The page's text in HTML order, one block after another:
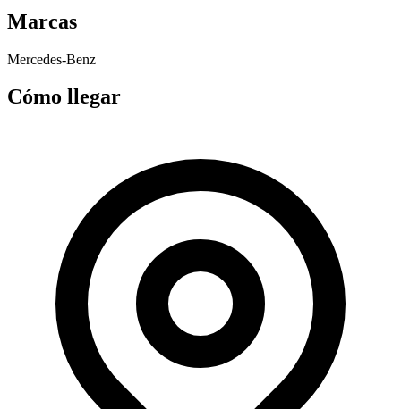
Marcas
Mercedes-Benz
Cómo llegar